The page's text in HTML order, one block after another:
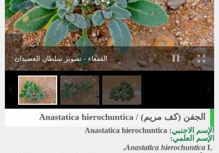
القفعاء - تصوير سلطان العضيدان
الجفن (كف مريم) / Anastatica hierochuntica
الإسم الاجنبي: Anastatica hierochuntica
الإسم العلمي:
Anastatica hierochuntica L.